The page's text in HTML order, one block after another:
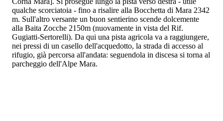
qualche scorciatoia - fino a risalire alla Bocchetta di Mara 2342
m. Sull'altro versante un buon sentierino scende dolcemente
alla Baita Zocche 2150m (nuovamente in vista del Rif.
Gugiatti-Sertorelli). Da qui una pista agricola va a raggiungere,
nei pressi di un casello dell'acquedotto, la strada di accesso al
rifugio, già percorsa all'andata: seguendola in discesa si torna al
parcheggio dell'Alpe Mara.